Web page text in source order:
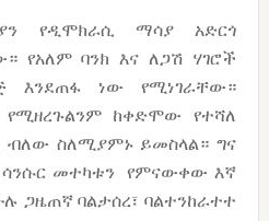
የዲሞክራሲ ማሳያ አድርጎ
የአለም ባንክ እና ለጋሽ ሃገሮች
እንደጠፋ ነው የሚነገራቸው።
ከቀድሞው የተሻለ
ብለው ስለሚያምኑ ይመስላል። ግና
ሳንሱር መተካቱን የምናውቀው እኛ
ጋዜጠኛ ባልታሰረ፣ ባልተንከራተተ